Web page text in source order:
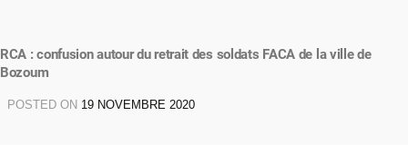
RCA : confusion autour du retrait des soldats FACA de la ville de
Bozoum
POSTED ON 19 NOVEMBRE 2020